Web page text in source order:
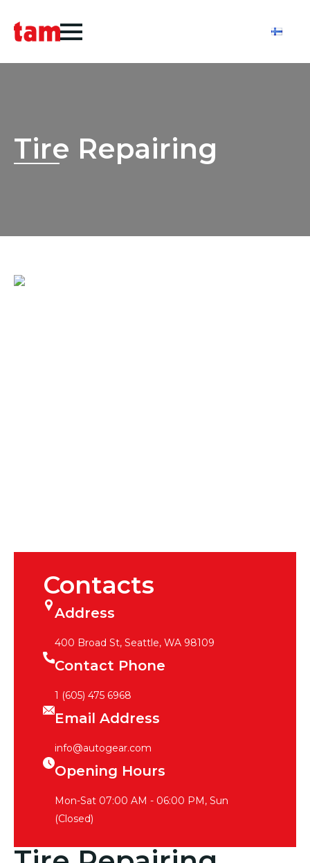
Tire Repairing
Contacts
Address
400 Broad St, Seattle, WA 98109
Contact Phone
1 (605) 475 6968
Email Address
info@autogear.com
Opening Hours
Mon-Sat 07:00 AM - 06:00 PM, Sun
(Closed)